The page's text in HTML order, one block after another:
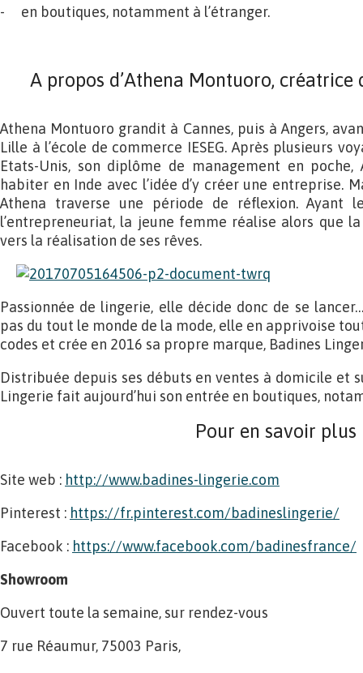
- en boutiques, notamment à l’étranger.
A propos d’Athena Montuoro, créatrice
Athena Montuoro grandit à Cannes, puis à Angers,
Lille à l’école de commerce IESEG. Après plusieurs
Etats-Unis, son diplôme de management en
habiter en Inde avec l’idée d’y créer une entreprise.
Athena traverse une période de réflexion. Ayant
l’entrepreneuriat, la jeune femme réalise alors que
vers la réalisation de ses rêves.
Passionnée de lingerie, elle décide donc de se
pas du tout le monde de la mode, elle en apprivoise
codes et crée en 2016 sa propre marque, Badines
Distribuée depuis ses débuts en ventes à domicile et
Lingerie fait aujourd’hui son entrée en boutiques,
Pour en savoir plus
Site web : http://www.badines-lingerie.com
Pinterest : https://fr.pinterest.com/badineslingerie/
Facebook : https://www.facebook.com/badinesfrance/
Showroom
Ouvert toute la semaine, sur rendez-vous
7 rue Réaumur, 75003 Paris,